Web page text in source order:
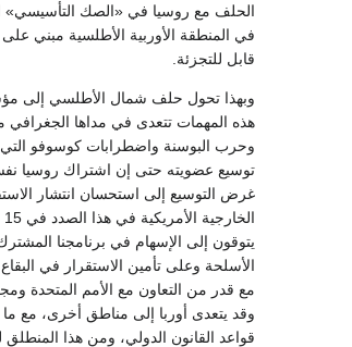
في المنطقة الأوربية الأطلسية مبني
قابل للتجزئة.
وبهذا تحول حلف شمال الأطلسي إلى
هذه المهمات تتعدى في مداها
وحرب البوسنة واضطرابات كوسوفو التي
توسيع عضويته حتى إن اشتراك روسيا
غرض التوسيع إلى استحسان انتشار
يتوقون إلى الإسهام في برنامجنا
الأسلحة وعلى تأمين الاستقرار في
مع قدر من التعاون مع الأمم المتحدة
وقد يتعدى أوربا إلى مناطق أخرى، مع
قواعد القانون الدولي، ومن هذا المنطلق